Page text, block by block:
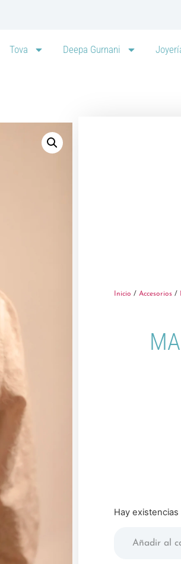
Tova Deepa Gurnani
Inicio /Accesorios /
Hay existencias
Añadir al